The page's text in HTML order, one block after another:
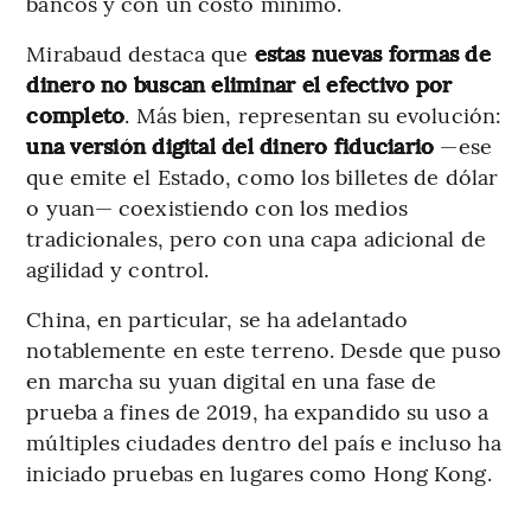
Mirabaud destaca que estas nuevas formas de
dinero no buscan eliminar el efectivo por
completo. Más bien, representan su evolución:
una versión digital del dinero fiduciario —ese
que emite el Estado, como los billetes de dólar
o yuan— coexistiendo con los medios
tradicionales, pero con una capa adicional de
agilidad y control.
China, en particular, se ha adelantado
notablemente en este terreno. Desde que puso
en marcha su yuan digital en una fase de
prueba a fines de 2019, ha expandido su uso a
múltiples ciudades dentro del país e incluso ha
iniciado pruebas en lugares como Hong Kong.